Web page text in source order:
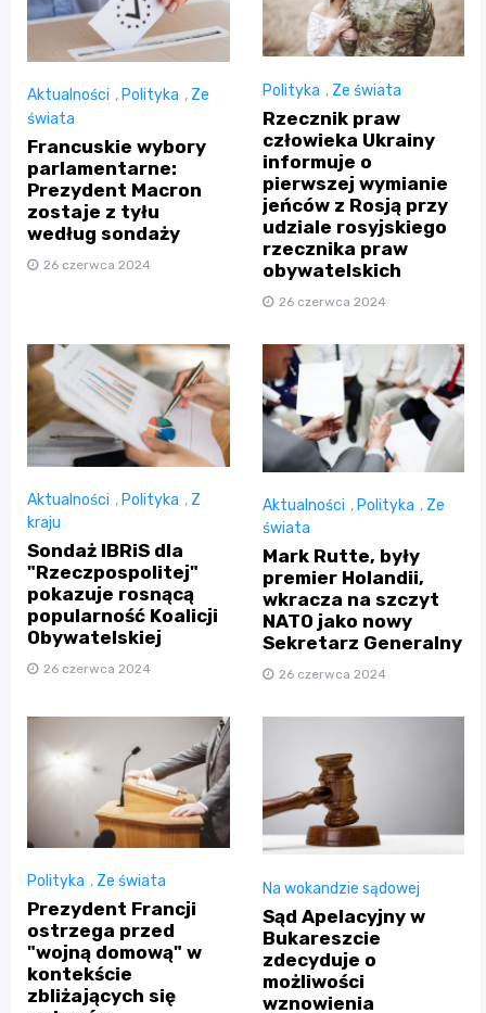
Aktualności , Polityka , Ze
świata
Francuskie wybory
parlamentarne:
Prezydent Macron
zostaje z tyłu
według sondaży
26 czerwca 2024
Polityka , Ze świata
Rzecznik praw
człowieka Ukrainy
informuje o
pierwszej wymianie
jeńców z Rosją przy
udziale rosyjskiego
rzecznika praw
obywatelskich
26 czerwca 2024
Aktualności , Polityka , Z
kraju
Sondaż IBRiS dla
"Rzeczpospolitej"
pokazuje rosnącą
popularność Koalicji
Obywatelskiej
26 czerwca 2024
Aktualności , Polityka , Ze
świata
Mark Rutte, były
premier Holandii,
wkracza na szczyt
NATO jako nowy
Sekretarz Generalny
26 czerwca 2024
Polityka , Ze świata
Prezydent Francji
ostrzega przed
"wojną domową" w
kontekście
zbliżających się
Na wokandzie sądowej
Sąd Apelacyjny w
Bukareszcie
zdecyduje o
możliwości
wznowienia